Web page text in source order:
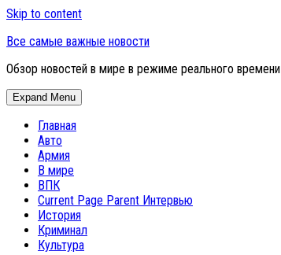
Skip to content
Все самые важные новости
Обзор новостей в мире в режиме реального времени
Expand Menu
Главная
Авто
Армия
В мире
ВПК
Current Page Parent Интервью
История
Криминал
Культура